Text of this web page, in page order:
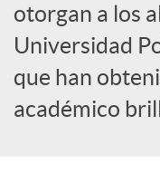
S
o
otorgan a los
Universidad
que han
académico